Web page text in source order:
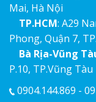
Mai, Hà Nội
TP.HCM: A29
Phong, Quận 7,
Bà Rịa-Vũng
P.10, TP.Vũng Tàu
0904.144.869 -